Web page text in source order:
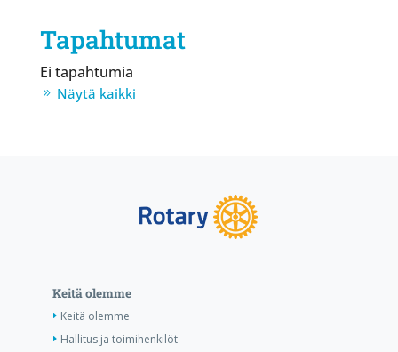
Tapahtumat
Ei tapahtumia
Näytä kaikki
Keitä olemme
Keitä olemme
Hallitus ja toimihenkilöt